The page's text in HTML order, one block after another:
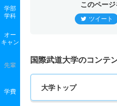
学部
学科
オー
キャン
先輩
学費
このペー
ツイート
国際武道大学のコンテ
大学トップ